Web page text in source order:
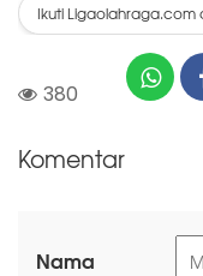
Ikuti Ligaolahraga.com
380
Komentar
Nama